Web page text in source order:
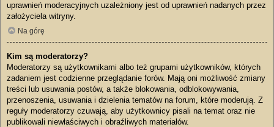
uprawnień moderacyjnych uzależniony jest od uprawnień nadanych przez
założyciela witryny.
Na górę
Kim są moderatorzy?
Moderatorzy są użytkownikami albo też grupami użytkowników, których
zadaniem jest codzienne przeglądanie forów. Mają oni możliwość zmiany
treści lub usuwania postów, a także blokowania, odblokowywania,
przenoszenia, usuwania i dzielenia tematów na forum, które moderują. Z
reguły moderatorzy czuwają, aby użytkownicy pisali na temat oraz nie
publikowali niewłaściwych i obraźliwych materiałów.